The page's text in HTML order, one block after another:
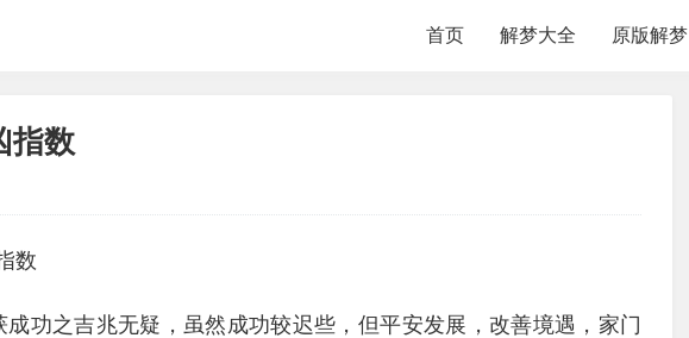
首页 解梦大全 原版解梦
指数
数
功之吉兆无疑，虽然成功较迟些，但平安发展，改善境遇，家门